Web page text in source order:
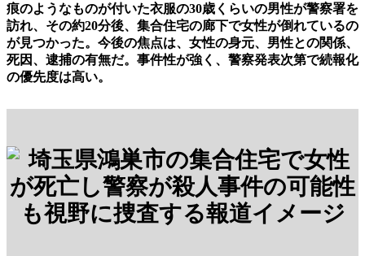
痕のようなものが付いた衣服の30歳くらいの男性が警察署を
訪れ、その約20分後、集合住宅の廊下で女性が倒れているの
が見つかった。今後の焦点は、女性の身元、男性との関係、
死因、逮捕の有無だ。事件性が強く、警察発表次第で続報化
の優先度は高い。